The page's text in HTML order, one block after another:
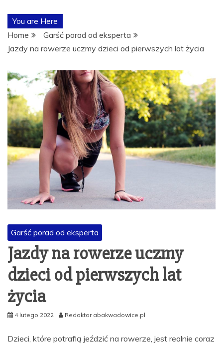
TEMATYCE
TRENINGÓW,
ODŻYWEK I
You are Here
Home
Garść porad od eksperta
Jazdy na rowerze uczmy dzieci od pierwszych lat życia
Garść porad od eksperta
Jazdy na rowerze uczmy
dzieci od pierwszych lat
życia
4 lutego 2022 Redaktor abakwadowice.pl
Dzieci, które potrafią jeździć na rowerze, jest realnie coraz